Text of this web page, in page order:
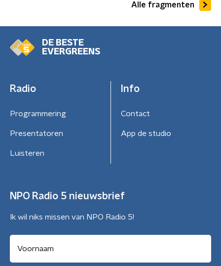
Alle fragmenten
DE BESTE
EVERGREENS
Radio
Programmering
Presentatoren
Luisteren
Info
Contact
App de studio
NPO Radio 5 nieuwsbrief
Ik wil niks missen van NPO Radio 5!